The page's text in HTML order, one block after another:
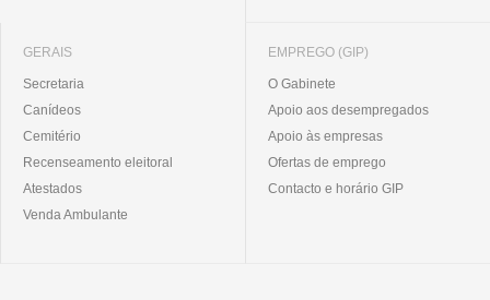
GERAIS
Secretaria
Canídeos
Cemitério
Recenseamento eleitoral
Atestados
Venda Ambulante
EMPREGO (GIP)
O Gabinete
Apoio aos desempregados
Apoio às empresas
Ofertas de emprego
Contacto e horário GIP